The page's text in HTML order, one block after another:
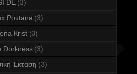
DE (3)
Poutana (3)
Krist (3)
Dorkness (3)
Έκταση (3)